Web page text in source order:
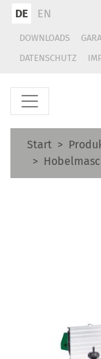
DE EN
DOWNLOADS
DATENSCHUTZ
Start